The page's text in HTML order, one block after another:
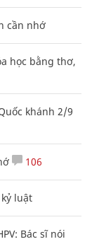
cần nhớ
học bằng thơ,
khánh 2/9
106
luật
Bác sĩ nói